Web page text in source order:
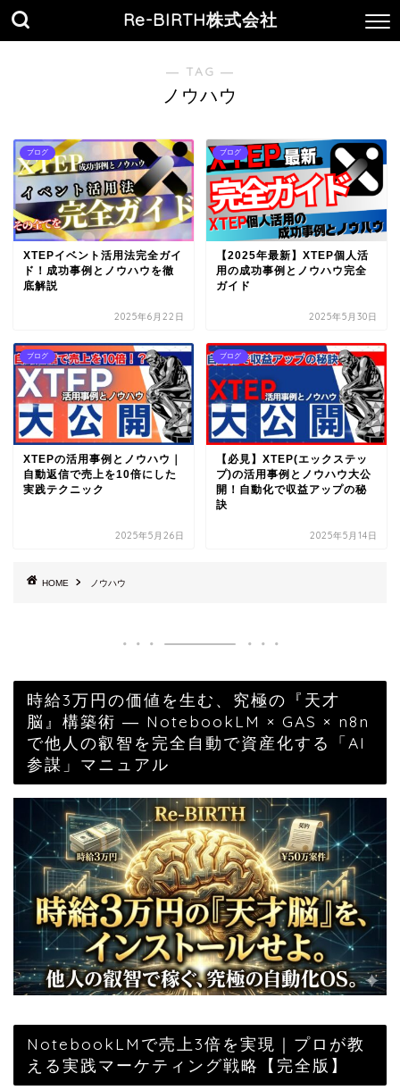
Re-BIRTH株式会社
― TAG ―
ノウハウ
ブログ
XTEPイベント活用法完全ガイ
ド！成功事例とノウハウを徹
底解説
2025年6月22日
ブログ
【2025年最新】XTEP個人活
用の成功事例とノウハウ完全
ガイド
2025年5月30日
ブログ
XTEPの活用事例とノウハウ｜
自動返信で売上を10倍にした
実践テクニック
2025年5月26日
ブログ
【必見】XTEP(エックステッ
プ)の活用事例とノウハウ大公
開！自動化で収益アップの秘
訣
2025年5月14日
HOME ノウハウ
時給3万円の価値を生む、究極の『天才
脳』構築術 ― NotebookLM × GAS × n8n
で他人の叡智を完全自動で資産化する「AI
参謀」マニュアル
NotebookLMで売上3倍を実現｜プロが教
える実践マーケティング戦略【完全版】